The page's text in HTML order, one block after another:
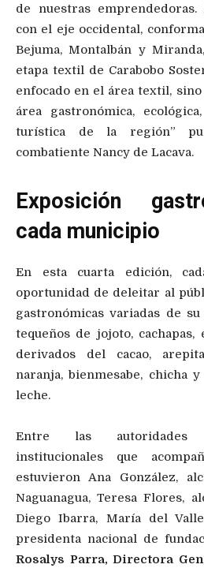
de nuestras emprendedoras.
con el eje occidental,
Bejuma, Montalbán y
etapa textil de Carabobo
enfocado en el área textil,
área gastronómica,
turística de la región”
combatiente Nancy de Lacava.
Exposición
cada municipio
En esta cuarta edición,
oportunidad de deleitar al
gastronómicas variadas de
tequeños de jojoto, cachapas,
derivados del cacao,
naranja, bienmesabe, chicha
leche.
Entre las autoridades
institucionales que
estuvieron Ana González,
Naguanagua, Teresa Flores,
Diego Ibarra, María del
presidenta nacional de
Rosalys Parra, Directora